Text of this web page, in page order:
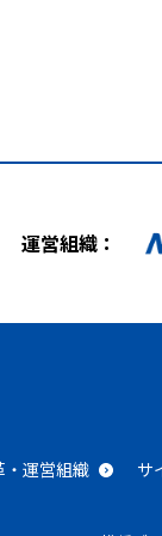
運営組織：
・運営組織 サ